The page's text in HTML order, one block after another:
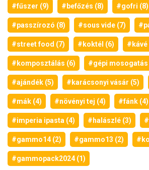
#fűszer (9) #befőzés (8) #gofri (8)
#passzírozó (8) #sous vide (7)
#street food (7) #koktél (6) #kávé
#komposztálás (6) #gépi mosogatás
#ajándék (5) #karácsonyi vásár (5)
#mák (4) #növényi tej (4) #fánk (4)
#imperia ipasta (4) #halászlé (3)
#gammo14 (2) #gammo13 (2)
#gammopack2024 (1)